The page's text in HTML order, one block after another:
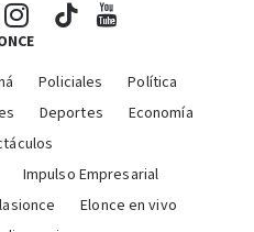
Policiales
Política
Deportes
Economía
Impulso Empresarial
Elonce en vivo